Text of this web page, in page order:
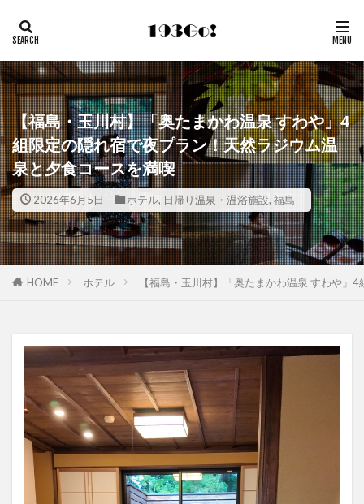
【福島・玉川村】「奥たまかわ温泉 すわや」4
組限定の隠れ宿で夜プラン！天然ラジウム温
泉と夕食コースを満喫
2026年6月5日 ホテル, 日帰り温泉・温浴施設, 福島
HOME ホテル 【福島・玉川村】「奥たまかわ温泉 すわや